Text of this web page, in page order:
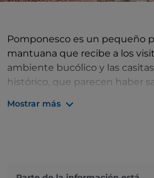
Pomponesco es un pequeño
mantuana que recibe a los
ambiente bucólico y las
histórico, que parecen haber
Mostrar más